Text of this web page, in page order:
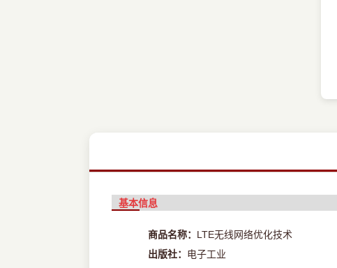
基本信息
商品名称： LTE无线网络优化技术
出版社： 电子工业